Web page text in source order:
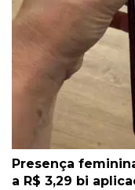
Presença
a R$ 3,29 bi